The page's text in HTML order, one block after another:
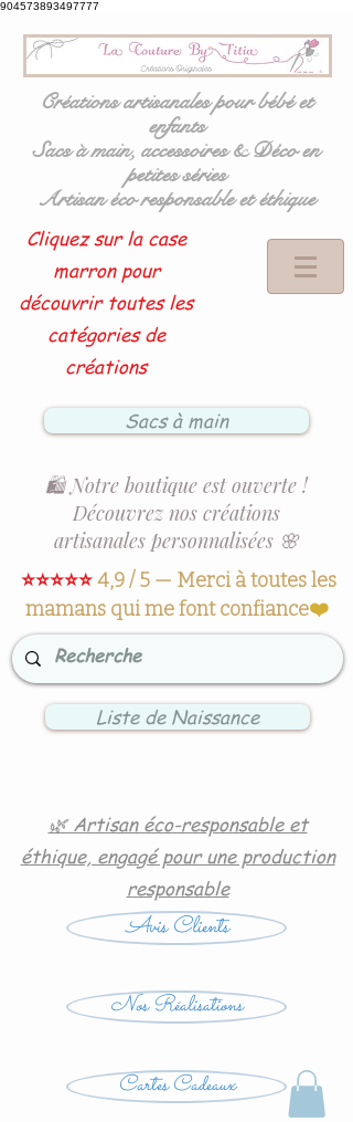
904573893497777
Créations artisanales pour bébé et
enfants
Sacs à main, accessoires & Déco en
petites séries
Artisan éco responsable et éthique
Cliquez sur la case
marron pour
découvrir toutes les
catégories de
créations
Sacs à main
🛍️ Notre boutique est ouverte !
Découvrez nos créations
artisanales personnalisées 🌸
⭐⭐⭐⭐⭐4,9 / 5 — Merci à toutes les
mamans qui me font confiance❤️
Liste de Naissance
🌿 Artisan éco-responsable et
éthique, engagé pour une production
responsable
Avis Clients
Nos Réalisations
Cartes Cadeaux